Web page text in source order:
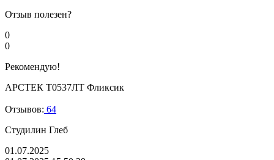
Отзыв полезен?
0
0
Рекомендую!
АРСТЕК Т0537ЛТ Фликсик
Отзывов: 64
Студилин Глеб
01.07.2025